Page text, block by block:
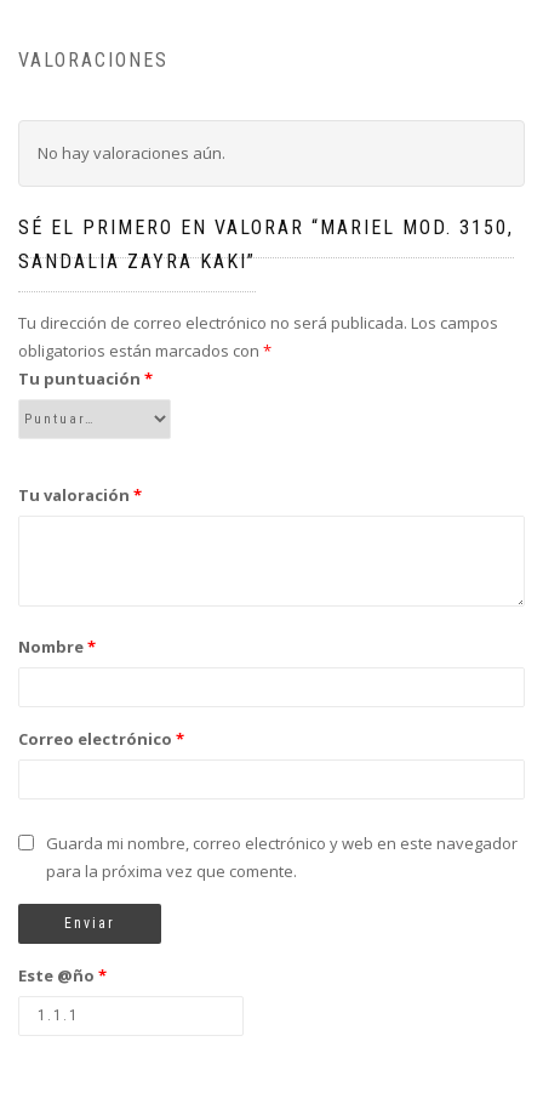
VALORACIONES
No hay valoraciones aún.
SÉ EL PRIMERO EN VALORAR “MARIEL MOD. 3150,
SANDALIA ZAYRA KAKI”
Tu dirección de correo electrónico no será publicada. Los campos
obligatorios están marcados con *
Tu puntuación *
Tu valoración *
Nombre*
Correo electrónico *
Guarda mi nombre, correo electrónico y web en este navegador
para la próxima vez que comente.
Este @ño *